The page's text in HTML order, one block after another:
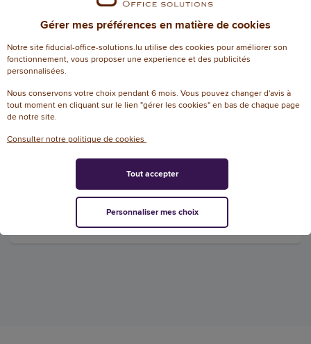
Caisson à 5 tiroirs ECOBOX
PLUS - Gris / vert pomme
Référence : W03668
(58,73 € TTC)
DISPONIBLE, EXPÉDIÉ SOUS 2 À 5 JOURS
AJOUTER
Gérer mes préférences en matière de cookies
Notre site fiducial-office-solutions.lu utilise des cookies pour améliorer son
fonctionnement, vous proposer une experience et des publicités
personnalisées.
Nous conservons votre choix pendant 6 mois. Vous pouvez changer d'avis à
tout moment en cliquant sur le lien "gérer les cookies" en bas de chaque page
de notre site.
Consulter notre politique de cookies
Personnaliser mes choix
Tout accepter